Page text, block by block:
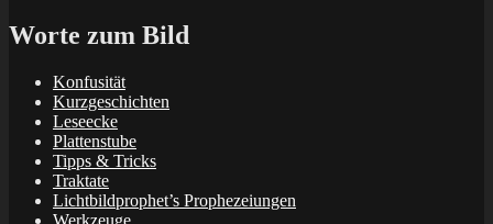
Worte zum Bild
Konfusität
Kurzgeschichten
Leseecke
Plattenstube
Tipps & Tricks
Traktate
Lichtbildprophet’s Prophezeiungen